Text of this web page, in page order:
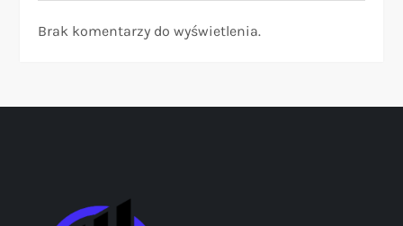
Brak komentarzy do wyświetlenia.